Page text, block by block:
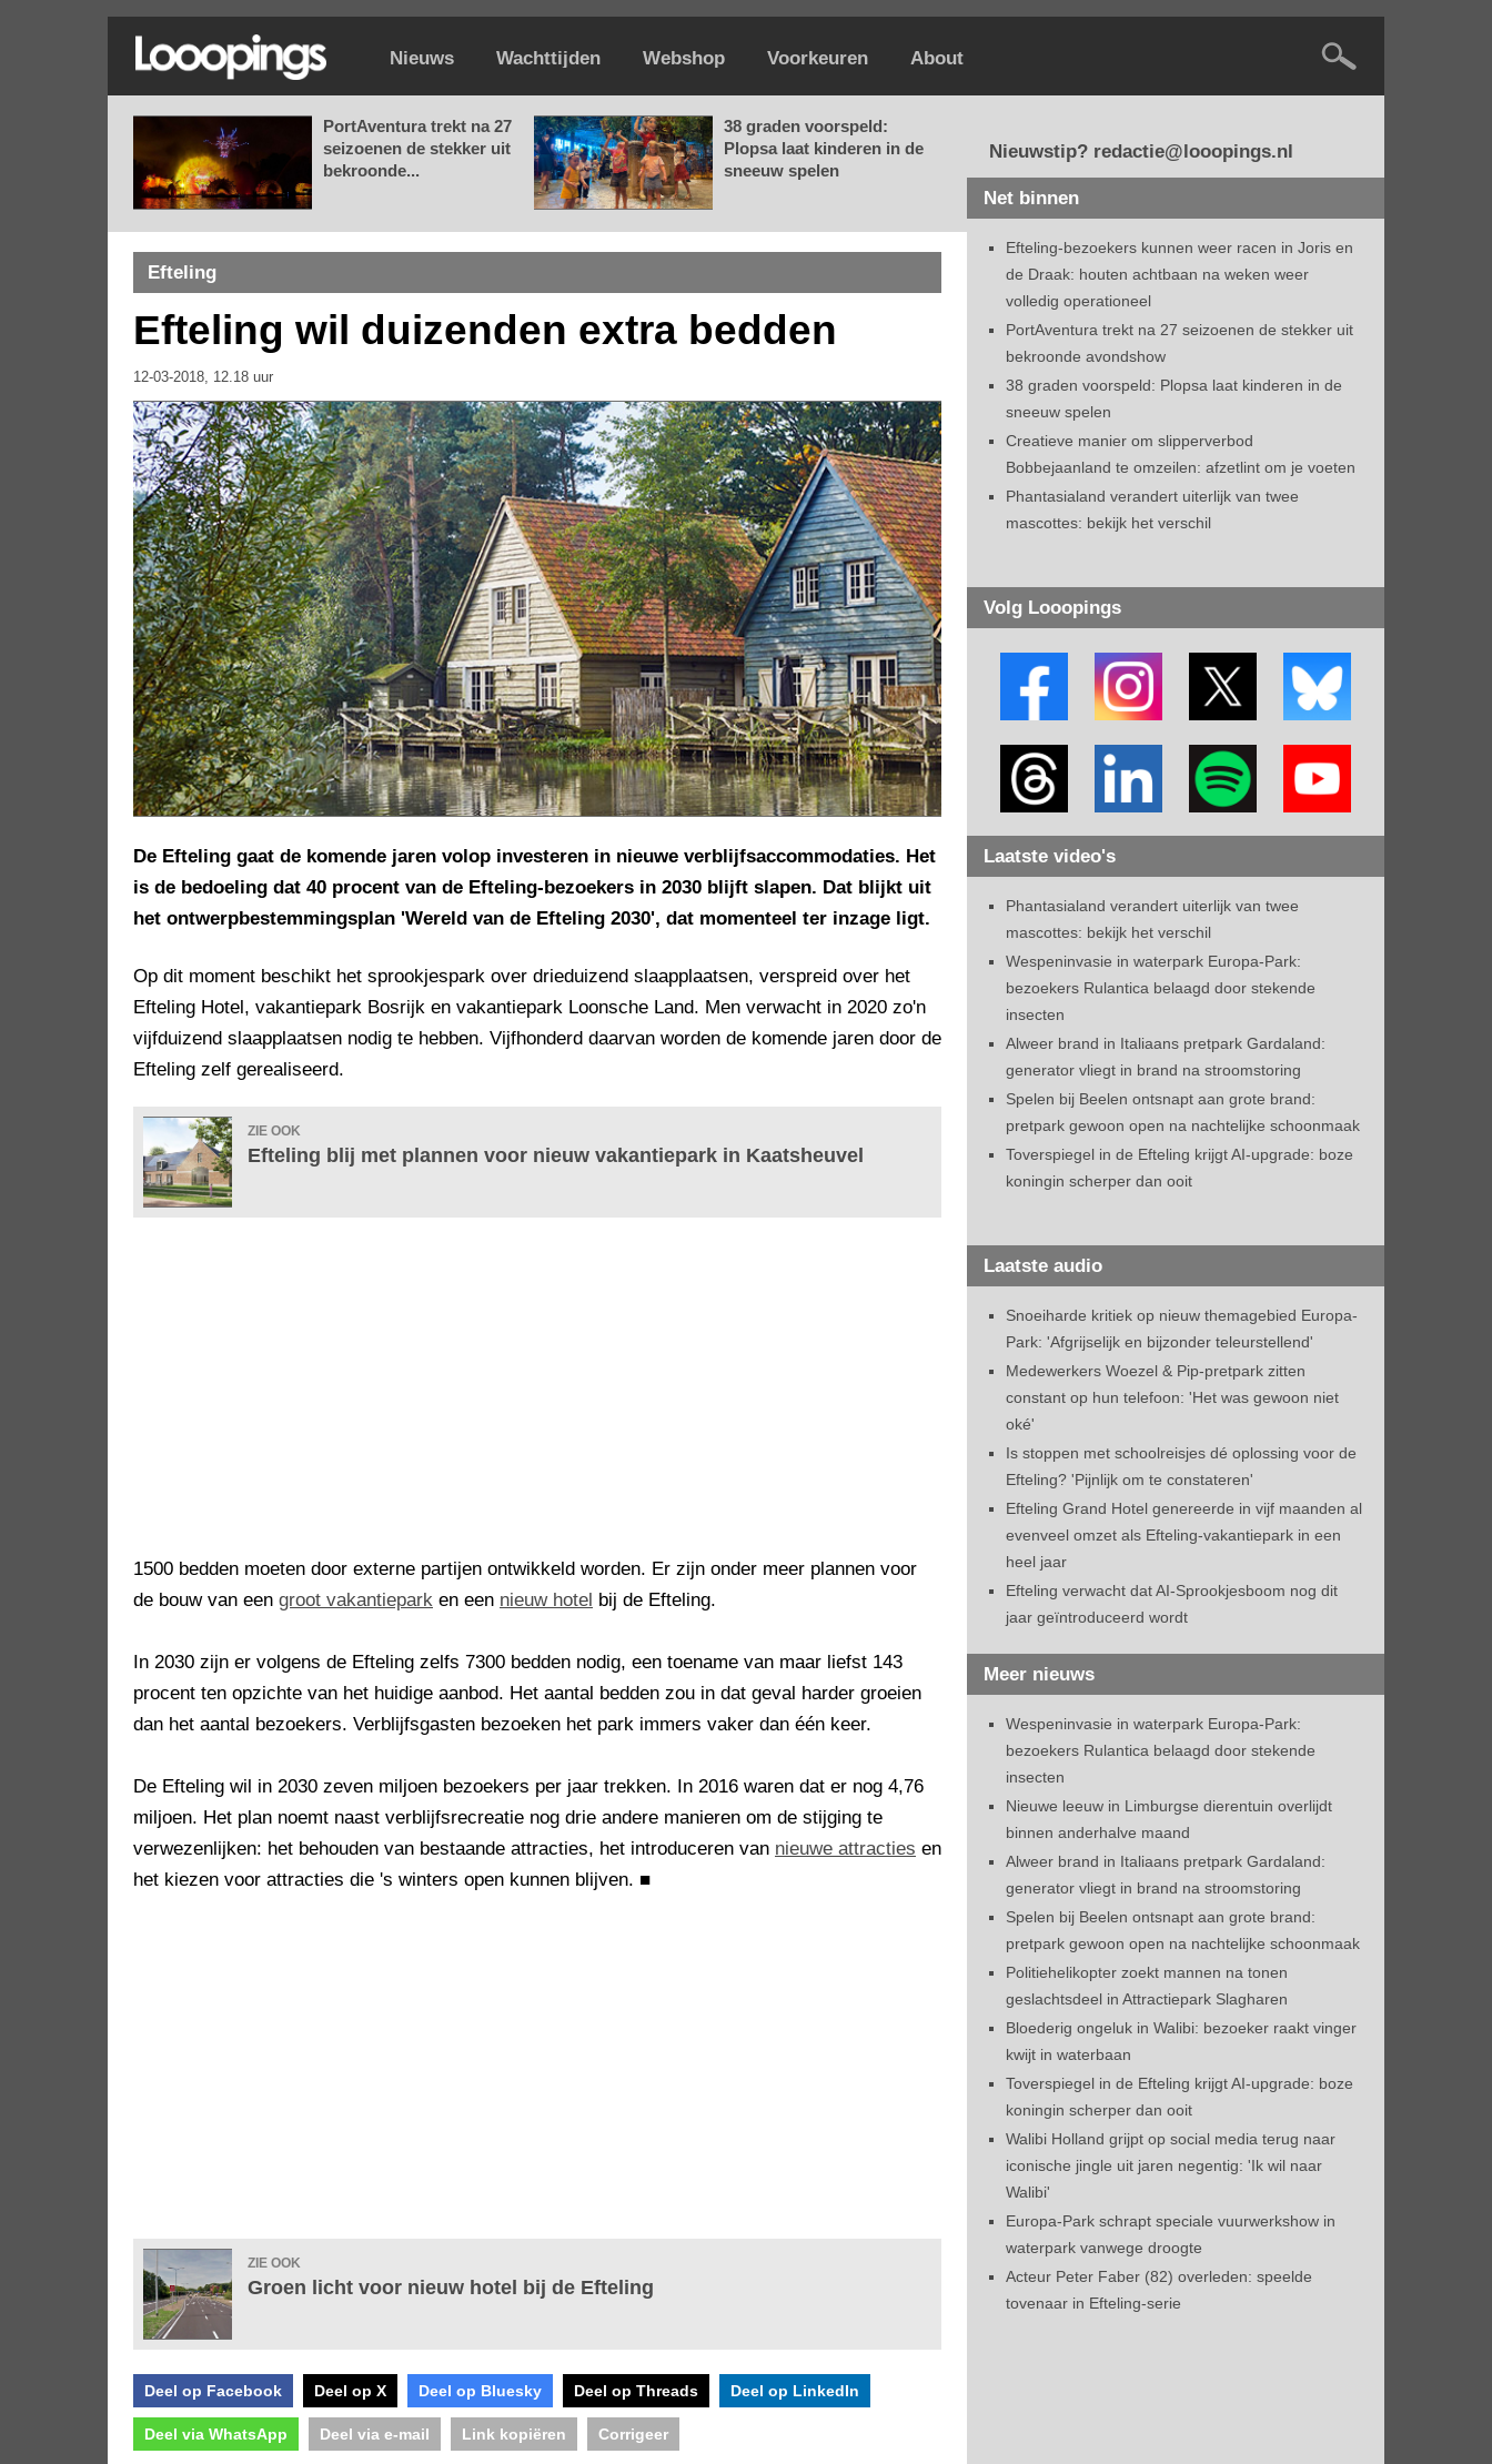
Nieuws Wachttijden Webshop Voorkeuren About
PortAventura trekt na 27
seizoenen de stekker uit
bekroonde...
38 graden voorspeld:
Plopsa laat kinderen in de
sneeuw spelen
Efteling
Efteling wil duizenden extra bedden
12-03-2018, 12.18 uur
De Efteling gaat de komende jaren volop investeren in nieuwe verblijfsaccommodaties. Het
is de bedoeling dat 40 procent van de Efteling-bezoekers in 2030 blijft slapen. Dat blijkt uit
het ontwerpbestemmingsplan 'Wereld van de Efteling 2030', dat momenteel ter inzage ligt.
Op dit moment beschikt het sprookjespark over drieduizend slaapplaatsen, verspreid over het
Efteling Hotel, vakantiepark Bosrijk en vakantiepark Loonsche Land. Men verwacht in 2020 zo'n
vijfduizend slaapplaatsen nodig te hebben. Vijfhonderd daarvan worden de komende jaren door de
Efteling zelf gerealiseerd.
ZIE OOK
Efteling blij met plannen voor nieuw vakantiepark in Kaatsheuvel
1500 bedden moeten door externe partijen ontwikkeld worden. Er zijn onder meer plannen voor
de bouw van een groot vakantiepark en een nieuw hotel bij de Efteling.
In 2030 zijn er volgens de Efteling zelfs 7300 bedden nodig, een toename van maar liefst 143
procent ten opzichte van het huidige aanbod. Het aantal bedden zou in dat geval harder groeien
dan het aantal bezoekers. Verblijfsgasten bezoeken het park immers vaker dan één keer.
De Efteling wil in 2030 zeven miljoen bezoekers per jaar trekken. In 2016 waren dat er nog 4,76
miljoen. Het plan noemt naast verblijfsrecreatie nog drie andere manieren om de stijging te
verwezenlijken: het behouden van bestaande attracties, het introduceren van nieuwe attracties en
het kiezen voor attracties die 's winters open kunnen blijven. ■
ZIE OOK
Groen licht voor nieuw hotel bij de Efteling
Deel op Facebook Deel op X Deel op Bluesky Deel op Threads Deel op LinkedIn
Deel via WhatsApp Deel via e-mail Link kopiëren Corrigeer
Nieuwstip? redactie@looopings.nl
Net binnen
Efteling-bezoekers kunnen weer racen in Joris en
de Draak: houten achtbaan na weken weer
volledig operationeel
PortAventura trekt na 27 seizoenen de stekker uit
bekroonde avondshow
38 graden voorspeld: Plopsa laat kinderen in de
sneeuw spelen
Creatieve manier om slipperverbod
Bobbejaanland te omzeilen: afzetlint om je voeten
Phantasialand verandert uiterlijk van twee
mascottes: bekijk het verschil
Volg Looopings
Laatste video's
Phantasialand verandert uiterlijk van twee
mascottes: bekijk het verschil
Wespeninvasie in waterpark Europa-Park:
bezoekers Rulantica belaagd door stekende
insecten
Alweer brand in Italiaans pretpark Gardaland:
generator vliegt in brand na stroomstoring
Spelen bij Beelen ontsnapt aan grote brand:
pretpark gewoon open na nachtelijke schoonmaak
Toverspiegel in de Efteling krijgt AI-upgrade: boze
koningin scherper dan ooit
Laatste audio
Snoeiharde kritiek op nieuw themagebied Europa-
Park: 'Afgrijselijk en bijzonder teleurstellend'
Medewerkers Woezel & Pip-pretpark zitten
constant op hun telefoon: 'Het was gewoon niet
oké'
Is stoppen met schoolreisjes dé oplossing voor de
Efteling? 'Pijnlijk om te constateren'
Efteling Grand Hotel genereerde in vijf maanden al
evenveel omzet als Efteling-vakantiepark in een
heel jaar
Efteling verwacht dat AI-Sprookjesboom nog dit
jaar geïntroduceerd wordt
Meer nieuws
Wespeninvasie in waterpark Europa-Park:
bezoekers Rulantica belaagd door stekende
insecten
Nieuwe leeuw in Limburgse dierentuin overlijdt
binnen anderhalve maand
Alweer brand in Italiaans pretpark Gardaland:
generator vliegt in brand na stroomstoring
Spelen bij Beelen ontsnapt aan grote brand:
pretpark gewoon open na nachtelijke schoonmaak
Politiehelikopter zoekt mannen na tonen
geslachtsdeel in Attractiepark Slagharen
Bloederig ongeluk in Walibi: bezoeker raakt vinger
kwijt in waterbaan
Toverspiegel in de Efteling krijgt AI-upgrade: boze
koningin scherper dan ooit
Walibi Holland grijpt op social media terug naar
iconische jingle uit jaren negentig: 'Ik wil naar
Walibi'
Europa-Park schrapt speciale vuurwerkshow in
waterpark vanwege droogte
Acteur Peter Faber (82) overleden: speelde
tovenaar in Efteling-serie